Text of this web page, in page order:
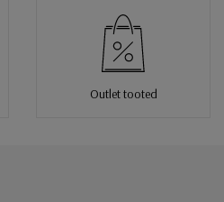
Outlet tooted